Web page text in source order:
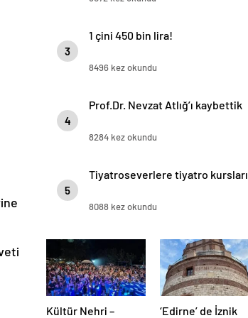
3
1 çini 450 bin lira!
8496 kez okundu
4
Prof.Dr. Nevzat Atlığ’ı kaybettik
8284 kez okundu
5
Tiyatroseverlere tiyatro kursları
8088 kez okundu
Kültür Nehri – ‘Edirne’ de İznik